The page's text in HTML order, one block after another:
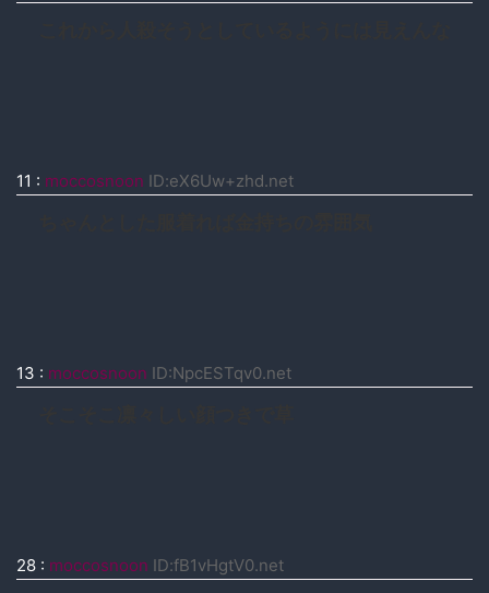
11 : moccosnoon ID:eX6Uw+zhd.net
13 : moccosnoon ID:NpcESTqv0.net
28 : moccosnoon ID:fB1vHgtV0.net